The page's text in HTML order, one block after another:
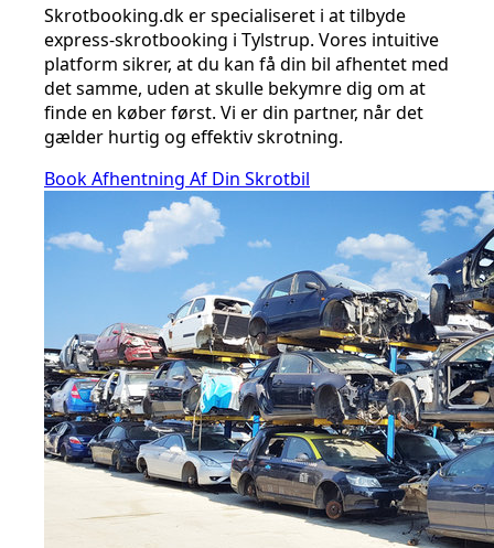
Skrotbooking.dk er specialiseret i at tilbyde
express-skrotbooking i Tylstrup. Vores intuitive
platform sikrer, at du kan få din bil afhentet med
det samme, uden at skulle bekymre dig om at
finde en køber først. Vi er din partner, når det
gælder hurtig og effektiv skrotning.
Book Afhentning Af Din Skrotbil